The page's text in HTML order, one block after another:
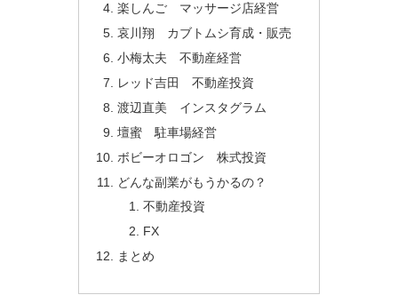
楽しんご マッサージ店経営
哀川翔 カブトムシ育成・販売
小梅太夫 不動産経営
レッド吉田 不動産投資
渡辺直美 インスタグラム
壇蜜 駐車場経営
ボビーオロゴン 株式投資
どんな副業がもうかるの？
不動産投資
FX
まとめ